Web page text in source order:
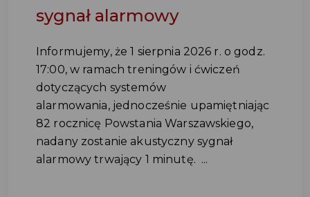
sygnał alarmowy
Informujemy, że 1 sierpnia 2026 r. o godz.
17:00, w ramach treningów i ćwiczeń
dotyczących systemów
alarmowania, jednocześnie upamiętniając
82 rocznicę Powstania Warszawskiego,
nadany zostanie akustyczny sygnał
alarmowy trwający 1 minutę. ...